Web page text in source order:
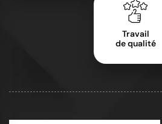
Travail
de qualité